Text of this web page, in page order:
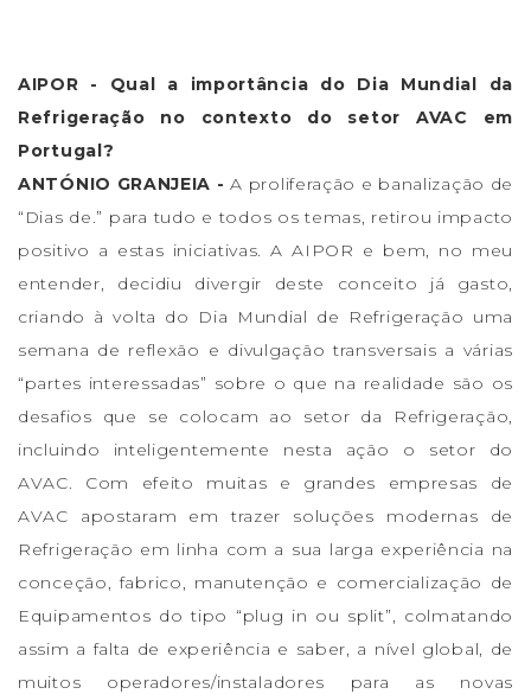
AIPOR - Qual a importância do Dia Mundial da
Refrigeração no contexto do setor AVAC em
Portugal?
ANTÓNIO GRANJEIA - A proliferação e banalização de
“Dias de.” para tudo e todos os temas, retirou impacto
positivo a estas iniciativas. A AIPOR e bem, no meu
entender, decidiu divergir deste conceito já gasto,
criando à volta do Dia Mundial de Refrigeração uma
semana de reflexão e divulgação transversais a várias
“partes interessadas” sobre o que na realidade são os
desafios que se colocam ao setor da Refrigeração,
incluindo inteligentemente nesta ação o setor do
AVAC. Com efeito muitas e grandes empresas de
AVAC apostaram em trazer soluções modernas de
Refrigeração em linha com a sua larga experiência na
conceção, fabrico, manutenção e comercialização de
Equipamentos do tipo “plug in ou split”, colmatando
assim a falta de experiência e saber, a nível global, de
muitos operadores/instaladores para as novas